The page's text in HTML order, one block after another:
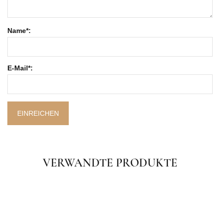
Name*:
E-Mail*:
EINREICHEN
VERWANDTE PRODUKTE